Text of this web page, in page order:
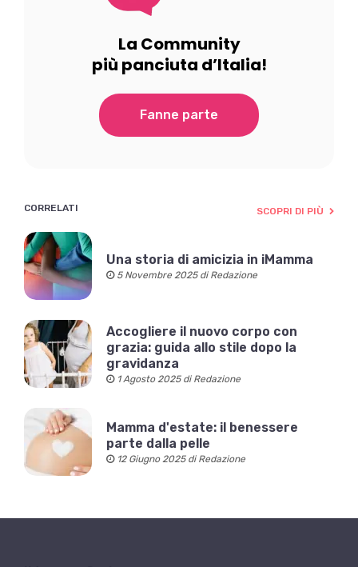
La Community
più panciuta d’Italia!
Fanne parte
CORRELATI SCOPRI DI PIÙ
Una storia di amicizia in iMamma
5 Novembre 2025 di Redazione
Accogliere il nuovo corpo con
grazia: guida allo stile dopo la
gravidanza
1 Agosto 2025 di Redazione
Mamma d'estate: il benessere
parte dalla pelle
12 Giugno 2025 di Redazione